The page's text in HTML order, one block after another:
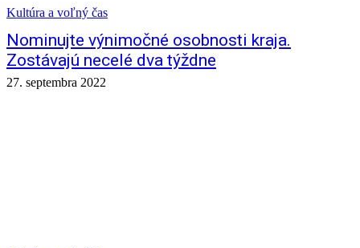
Kultúra a voľný čas
Nominujte výnimočné osobnosti kraja.
Zostávajú necelé dva týždne
27. septembra 2022